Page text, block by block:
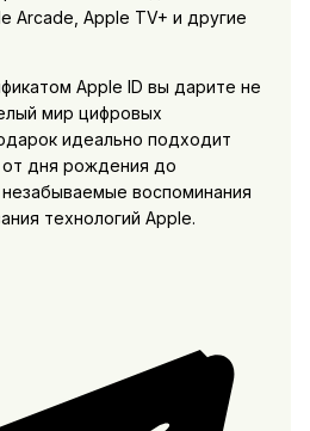
Arcade, Apple TV+ и другие
Apple ID вы дарите не
мир цифровых
идеально подходит
дня рождения до
воспоминания
технологий Apple.